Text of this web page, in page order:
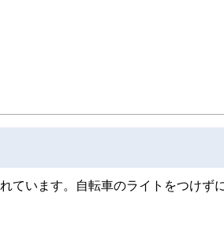
相続診断士、住宅ローンアドバイザー、DCプラン
ど150名以上の有資格者を執筆者・監修者として迎
ています。自転車のライトをつけず